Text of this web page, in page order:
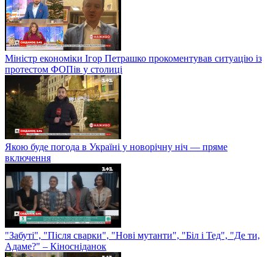
Міністр економіки Ігор Петрашко прокоментував ситуацію із
протестом ФОПів у столиці
Якою буде погода в Україні у новорічну ніч — пряме
включення
"Забуті", "Після сварки", "Нові мутанти", "Біл і Тед", "Де ти,
Адаме?" – Кіносніданок